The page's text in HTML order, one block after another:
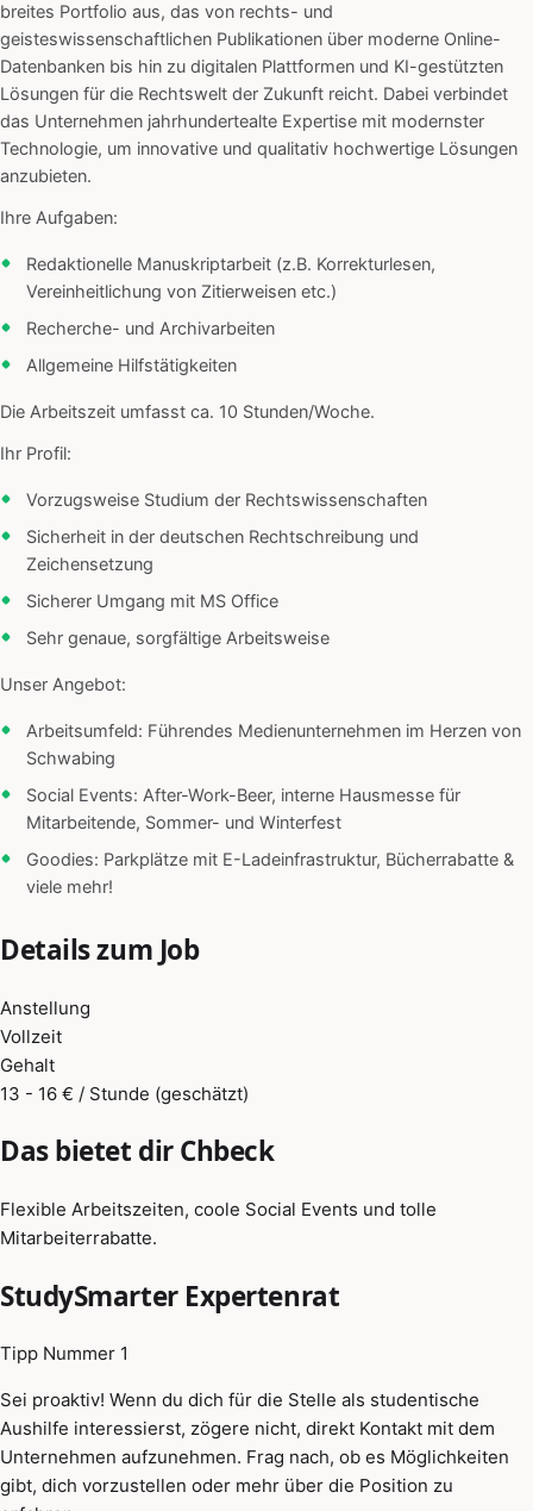
breites Portfolio aus, das von rechts- und
geisteswissenschaftlichen Publikationen über moderne Online-
Datenbanken bis hin zu digitalen Plattformen und KI-gestützten
Lösungen für die Rechtswelt der Zukunft reicht. Dabei verbindet
das Unternehmen jahrhundertealte Expertise mit modernster
Technologie, um innovative und qualitativ hochwertige Lösungen
anzubieten.
Ihre Aufgaben:
Redaktionelle Manuskriptarbeit (z.B. Korrekturlesen,
Vereinheitlichung von Zitierweisen etc.)
Recherche- und Archivarbeiten
Allgemeine Hilfstätigkeiten
Die Arbeitszeit umfasst ca. 10 Stunden/Woche.
Ihr Profil:
Vorzugsweise Studium der Rechtswissenschaften
Sicherheit in der deutschen Rechtschreibung und
Zeichensetzung
Sicherer Umgang mit MS Office
Sehr genaue, sorgfältige Arbeitsweise
Unser Angebot:
Arbeitsumfeld: Führendes Medienunternehmen im Herzen von
Schwabing
Social Events: After-Work-Beer, interne Hausmesse für
Mitarbeitende, Sommer- und Winterfest
Goodies: Parkplätze mit E-Ladeinfrastruktur, Bücherrabatte &
viele mehr!
Details zum Job
Anstellung
Vollzeit
Gehalt
13 - 16 € / Stunde (geschätzt)
Das bietet dir Chbeck
Flexible Arbeitszeiten, coole Social Events und tolle
Mitarbeiterrabatte.
StudySmarter Expertenrat
Tipp Nummer 1
Sei proaktiv! Wenn du dich für die Stelle als studentische
Aushilfe interessierst, zögere nicht, direkt Kontakt mit dem
Unternehmen aufzunehmen. Frag nach, ob es Möglichkeiten
gibt, dich vorzustellen oder mehr über die Position zu